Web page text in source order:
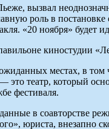
вызвал
роль в
«20 ноября» будет
киностудии
местах, в
театр, который
фестиваля.
в
юриста, внезапно